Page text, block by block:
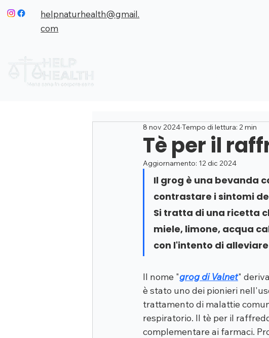
helpnaturhealth@gmail.
com
Tè per il
8 nov 2024Tempo di lettura: 2 min
Aggiornamento: 12 dic 2024
Il grog è una bevanda
contrastare i sintomi
Si tratta di una ricetta
miele, limone, acqua
con l'intento di
Il nome "grog di Valnet"
è stato uno dei pionieri
trattamento di malattie
respiratorio. Il tè per il
complementare ai farmaci.